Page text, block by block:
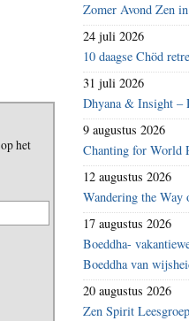
het
Zomer Avond Zen
24 juli 2026
10 daagse Chöd
31 juli 2026
Dhyana & Insight –
9 augustus 2026
Chanting for World
12 augustus 2026
Wandering the
17 augustus 2026
Boeddha-
Boeddha van
20 augustus 2026
Zen Spirit